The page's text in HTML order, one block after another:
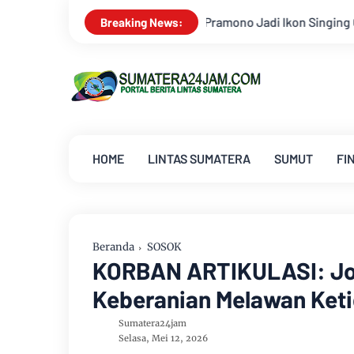
Breaking News:
Jadi Ikon Singing Competition HUT Ke-81 RI Kejati
HOME LINTAS SUMATERA SUMUT
Beranda SOSOK
KORBAN ARTIKULASI:
Keberanian Melawan
Sumatera24jam
Selasa, Mei 12, 2026